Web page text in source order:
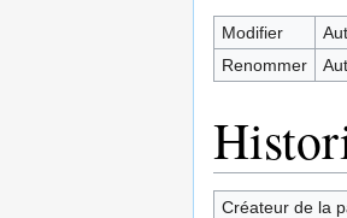
Modifier
Renommer
Créateur de la